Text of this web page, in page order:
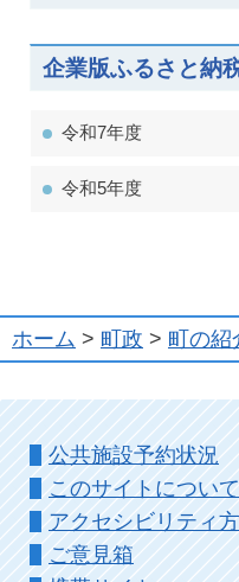
企業版ふるさと納
令和7年度
令和5年度
ホーム > 町政 > 町の紹
公共施設予約状況
このサイトについて
アクセシビリティ
ご意見箱